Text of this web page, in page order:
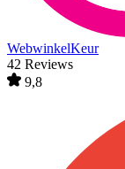
WebwinkelKeur
42 Reviews
9,8